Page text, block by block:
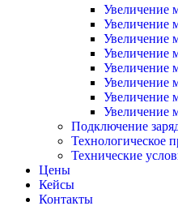
Увеличение
Увеличение
Увеличение
Увеличение
Увеличение
Увеличение
Увеличение
Увеличение
Подключение
Технологическое
Технические
Цены
Кейсы
Контакты